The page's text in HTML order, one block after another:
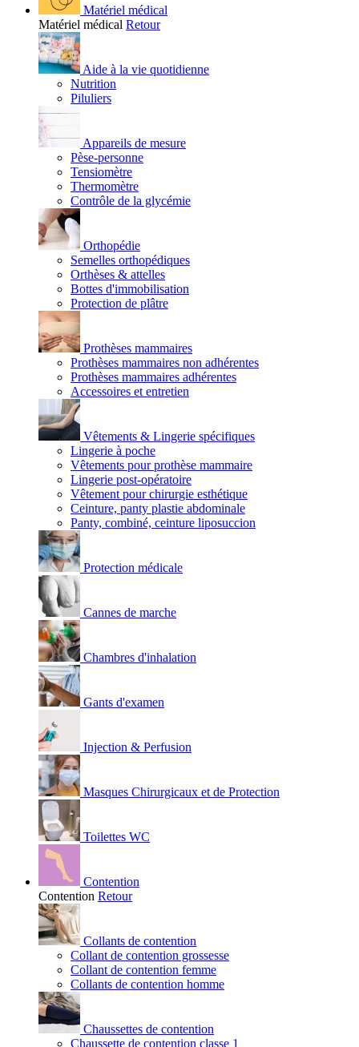
Matériel médical
Matériel médical Retour
Aide à la vie quotidienne
Nutrition
Piluliers
Appareils de mesure
Pèse-personne
Tensiomètre
Thermomètre
Contrôle de la glycémie
Orthopédie
Semelles orthopédiques
Orthèses & attelles
Bottes d'immobilisation
Protection de plâtre
Prothèses mammaires
Prothèses mammaires non adhérentes
Prothèses mammaires adhérentes
Accessoires et entretien
Vêtements & Lingerie spécifiques
Lingerie à poche
Vêtements pour prothèse mammaire
Lingerie post-opératoire
Vêtement pour chirurgie esthétique
Ceinture, panty plastie abdominale
Panty, combiné, ceinture liposuccion
Protection médicale
Cannes de marche
Chambres d'inhalation
Gants d'examen
Injection & Perfusion
Masques Chirurgicaux et de Protection
Toilettes WC
Contention
Contention Retour
Collants de contention
Collant de contention grossesse
Collant de contention femme
Collants de contention homme
Chaussettes de contention
Chaussette de contention classe 1